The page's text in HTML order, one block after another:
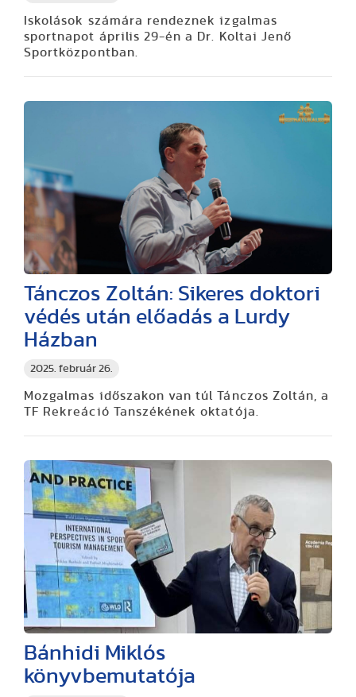
Iskolások számára rendeznek izgalmas
sportnapot április 29-én a Dr. Koltai Jenő
Sportközpontban.
2025. február 26.
Tánczos Zoltán: Sikeres doktori
védés után előadás a Lurdy
Házban
Mozgalmas időszakon van túl Tánczos Zoltán, a
TF Rekreáció Tanszékének oktatója.
Bánhidi Miklós
könyvbemutatója